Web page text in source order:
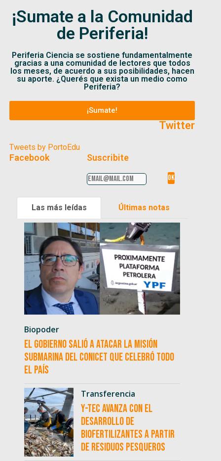
¡Sumate a la Comunidad
de Periferia!
Periferia Ciencia se sostiene fundamentalmente
gracias a una comunidad de lectores que todos
los meses, de acuerdo a sus posibilidades, hacen
su aporte. ¿Querés que exista un medio como
Periferia?
¡Sumate!
Twitter
Tweets by PortoEdu
Facebook Suscribite
Las más leídas Últimas notas
Biopoder
El Gobierno salió a atacar la misión
submarina del CONICET que celebró todo
el país
Transferencia
Y-TEC avanza con el
desarrollo de
biofertilizantes a partir
de residuos pesqueros